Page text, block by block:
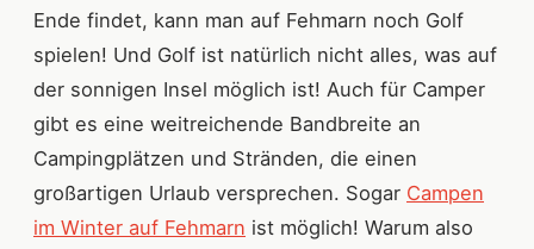
Ende findet, kann man auf Fehmarn noch Golf
spielen! Und Golf ist natürlich nicht alles, was auf
der sonnigen Insel möglich ist! Auch für Camper
gibt es eine weitreichende Bandbreite an
Campingplätzen und Stränden, die einen
großartigen Urlaub versprechen. Sogar Campen
im Winter auf Fehmarn ist möglich! Warum also